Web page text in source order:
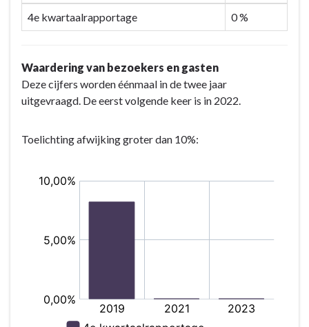
4e kwartaalrapportage 0 %
Waardering van bezoekers en gasten
Deze cijfers worden éénmaal in de twee jaar
uitgevraagd. De eerst volgende keer is in 2022.
Toelichting afwijking groter dan 10%: